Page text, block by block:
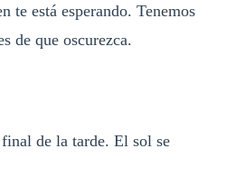
te está esperando. Tenemos
de que oscurezca.
de la tarde. El sol se